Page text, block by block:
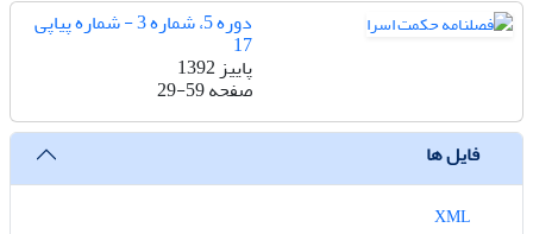
دوره 5، شماره 3 - شماره پیاپی
17
پاییز 1392
صفحه29-59
فایل ها